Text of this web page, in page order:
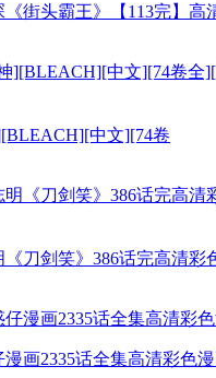
街头霸王》【113完】高
中文][74卷
刀剑笑》386话完高清彩
画2335话全集高清彩色